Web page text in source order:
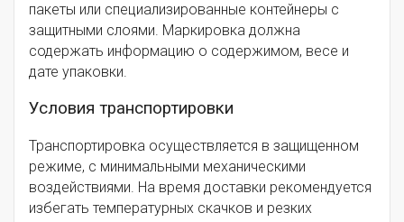
пакеты или специализированные контейнеры с
защитными слоями. Маркировка должна
содержать информацию о содержимом, весе и
дате упаковки.
Условия транспортировки
Транспортировка осуществляется в защищенном
режиме, с минимальными механическими
воздействиями. На время доставки рекомендуется
избегать температурных скачков и резких